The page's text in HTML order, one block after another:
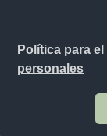
Política para
personales
10 de agosto